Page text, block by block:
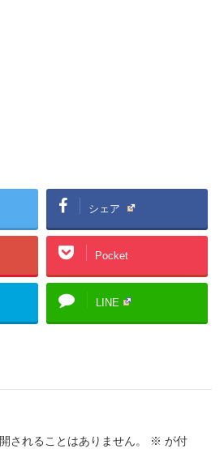
シェア
Pocket
LINE
されることはありません。 ※ が付